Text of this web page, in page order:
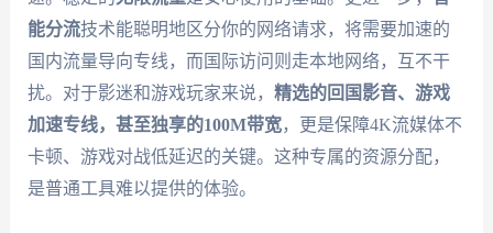
能分流技术能聪明地区分你的网络请求，将需要加速的
国内流量导向专线，而国际访问则走本地网络，互不干
扰。对于影迷和游戏玩家来说， 精选的回国影音、游戏
加速专线，甚至独享的100M带宽，更是保障4K流媒体不
卡顿、游戏对战低延迟的关键。这种专属的资源分配，
是普通工具难以提供的体验。